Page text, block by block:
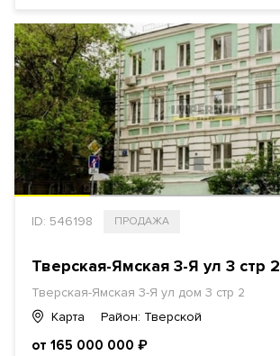
ID: 546198 ПРОДАЖА
Тверская-Ямская 3-Я ул 3 стр 2
Тверская-Ямская 3-Я ул дом 3 стр 2
Карта
Район: Тверской
от 165 000 000 ₽